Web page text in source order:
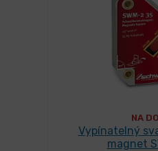
NA
Vypínatelný
magnet